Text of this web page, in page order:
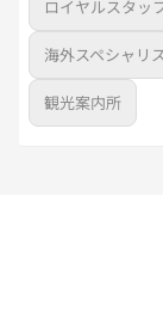
ロイヤルスタッ
海外スペシャリ
観光案内所